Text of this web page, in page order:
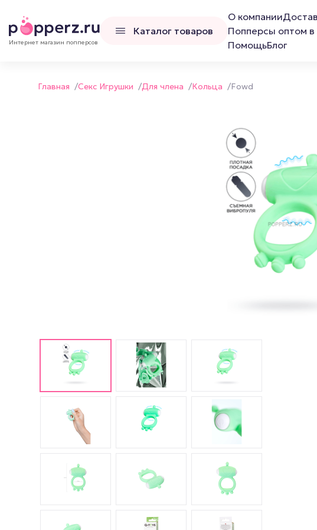
Интернет магазин попперсов
Каталог товаров
О компании
Попперсы оптом в
ПомощьБлог
Попперсы Rush (Раш)
Попперсы для мужчин
Попперсы для женщин
Попперсы для фистинга
Наборы попперсов
Главная /Секс Игрушки /Для члена /Кольца /Fowd